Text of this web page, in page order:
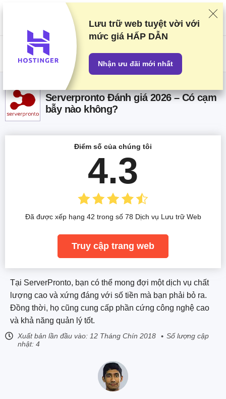
Chúng tôi xếp hạng các nhà cung cấp dựa trên thử nghiệm và nghiên
cứu khắt khe, nhưng cũng cân nhắc phản hồi của bạn và các thỏa thuận
thương mại của chúng tôi với các nhà cung cấp. Trang này chứa các
đường dẫn liên kết.
Tiết lộ Quảng cáo
US$
Serverpronto Đánh giá 2026 – Có cạm
bẫy nào không?
Tại ServerPronto, bạn có thể mong đợi một dịch vụ chất
lượng cao và xứng đáng với số tiền mà bạn phải bỏ ra.
Đồng thời, họ cũng cung cấp phần cứng công nghệ cao
và khả năng quản lý tốt.
Xuất bản lần đầu vào: 12 Tháng Chín 2018
Số lượng cập
nhật: 4
Điểm số của chúng tôi
4.3
Đã được xếp hạng 42 trong số 78 Dịch vụ Lưu trữ Web
Truy cập trang web
Lưu trữ web tuyệt vời với
mức giá HẤP DẪN
Nhận ưu đãi mới nhất